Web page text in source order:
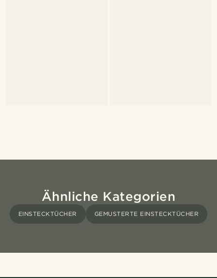
Ähnliche Kategorien
EINSTECKTÜCHER GEMUSTERTE EINSTECKTÜCHER